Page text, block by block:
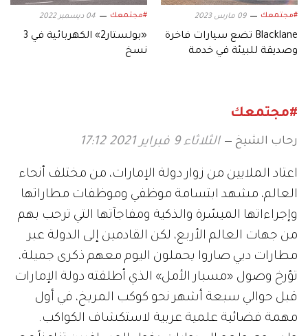
#مجتمعك 09 مارس 2023
Blacklane تضع سيارات فاخرة
وصديقة للبيئة في خدمة
#مجتمعك 04 ديسمبر 2022
«بولستار2» الكهربائية في 3
نسخ
#مجتمعك
رحاب الشيخ الثلاثاء 9 فبراير 2021 17:12
اعتاد الملايين من زوار دولة الإمارات، من مختلف أنحاء
العالم، مشهد ابتسامة موظفي وموظفات مطاراتها
وإجراءاتها الميسّرة والذكية ومفاجآتها التي ترحب بهم
من جهات العالم الأربع، لكن القادمين إلى الدولة عبر
مطارات دبي صاروا يحملون اليوم معهم ذكرى جميلة،
تؤرخ وصول «مسبار الأمل» الذي أطلقته دولة الإمارات
قبل حوالي سبعة أشهر نحو كوكب المريخ، في أول
مهمة فضائية علمية عربية لاستكشاف الكواكب.